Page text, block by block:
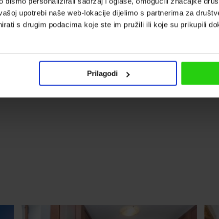
upotrebi naše web-lokacije dijelimo s partnerima za
s drugim podacima koje ste im pružili ili koje su prikupili
Prilagodi
krevetić Bazen: 26 m²
dvorište